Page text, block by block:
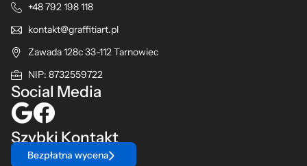
+48 792 198 118
kontakt@graffitiart.pl
Zawada 128c 33-112 Tarnowiec
NIP: 8732559722
Social Media
Szybki Kontakt
Bezpłatna wycena